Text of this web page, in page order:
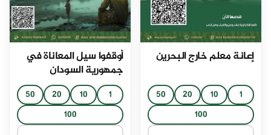
إعانة معلم خارج البحرين
1
10
20
50
100
أوقفوا سيل المعاناة في
جمهورية السودان
1
10
20
50
100